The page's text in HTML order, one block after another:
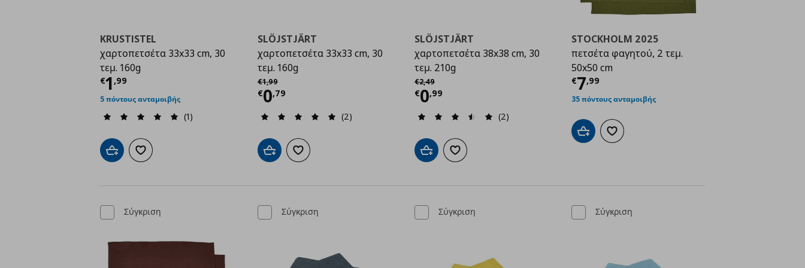
KRUSTISTEL
χαρτοπετσέτα 33x33 cm, 30
τεμ. 160g
€1,99
Τρέχουσα τιμή € 1,99
5 πόντους ανταμοιβής
(1)
Προσθήκη στο καλάθι
Προσθήκη στα αγαπημένα
SLÖJSTJÄRT
χαρτοπετσέτα 33x33 cm, 30
τεμ. 160g
€1,99
Αρχική τιμή
€0,79
Τρέχουσα τιμή € 0,79
(2)
Προσθήκη στο καλάθι
Προσθήκη στα αγαπημένα
SLÖJSTJÄRT
χαρτοπετσέτα 38x38 cm, 30
τεμ. 210g
€2,49
Αρχική τιμή
€0,99
Τρέχουσα τιμή € 0,99
(2)
Προσθήκη στο καλάθι
Προσθήκη στα αγαπημένα
STOCKHOLM 2025
πετσέτα φαγητού, 2 τεμ.
50x50 cm
€7,99
Τρέχουσα τιμή
35 πόντους ανταμοιβής
Προσθήκη στο καλάθι
Προσθήκη στα αγαπημένα
Σύγκριση Σύγκριση Σύγκριση Σύγκριση